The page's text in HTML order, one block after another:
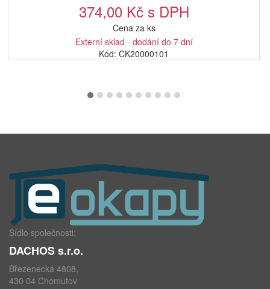
374,00 Kč s DPH
Cena za ks
Externí sklad - dodání do 7 dní
Kód: CK20000101
Sídlo společnosti:
DACHOS s.r.o.
Březenecká 4808,
430 04 Chomutov